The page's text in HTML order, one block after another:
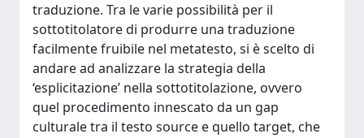
traduzione. Tra le varie possibilità per il
sottotitolatore di produrre una traduzione
facilmente fruibile nel metatesto, si è scelto di
andare ad analizzare la strategia della
‘esplicitazione’ nella sottotitolazione, ovvero
quel procedimento innescato da un gap
culturale tra il testo source e quello target, che